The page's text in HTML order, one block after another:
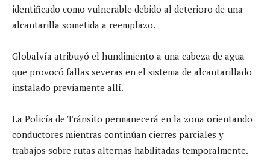
identificado como vulnerable debido al deterioro de una
alcantarilla sometida a reemplazo.
Globalvía atribuyó el hundimiento a una cabeza de agua
que provocó fallas severas en el sistema de alcantarillado
instalado previamente allí.
La Policía de Tránsito permanecerá en la zona orientando
conductores mientras continúan cierres parciales y
trabajos sobre rutas alternas habilitadas temporalmente.